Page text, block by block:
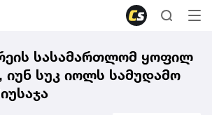
სასამართლომ ყოფილ
იუნ სუკ იოლს სამუდამო